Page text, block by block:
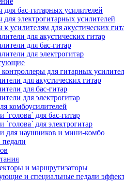
для бас-гитарных усилителей
для электрогитарных усилителей
усилителям для акустических
для акустических гитар
для бас-гитар
для электрогитар
для гитарных
для акустических гитар
для бас-гитар
для электрогитар
комбоусилителей
`голова` для бас-гитар
`голова` для электрогитар
для наушников и мини-комбо
и маршрутизаторы
и специальные педали